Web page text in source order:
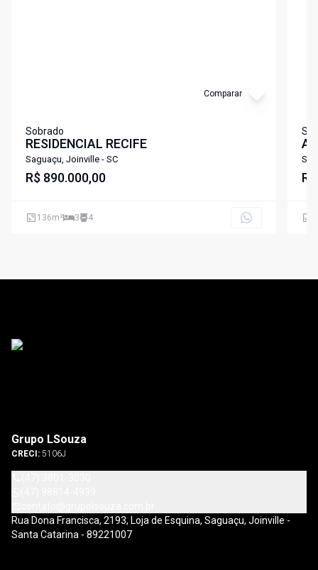
Comparar
Sobrado
RESIDENCIAL RECIFE
Saguaçu, Joinville - SC
R$ 890.000,00
136m² 3 4
Grupo LSouza
CRECI: 5106J
Rua Dona Francisca, 2193, Loja de Esquina, Saguaçu, Joinville -
Santa Catarina - 89221007